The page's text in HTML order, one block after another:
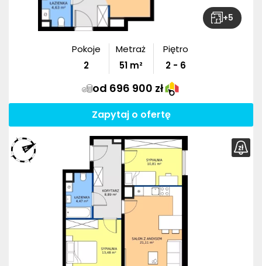
+5
Pokoje
2
Metraż
51m²
Piętro
2 - 6
od 696 900 zł
Zapytaj o ofertę